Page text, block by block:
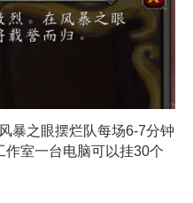
暴之眼摆烂队每场6-7分钟
室一台电脑可以挂30个